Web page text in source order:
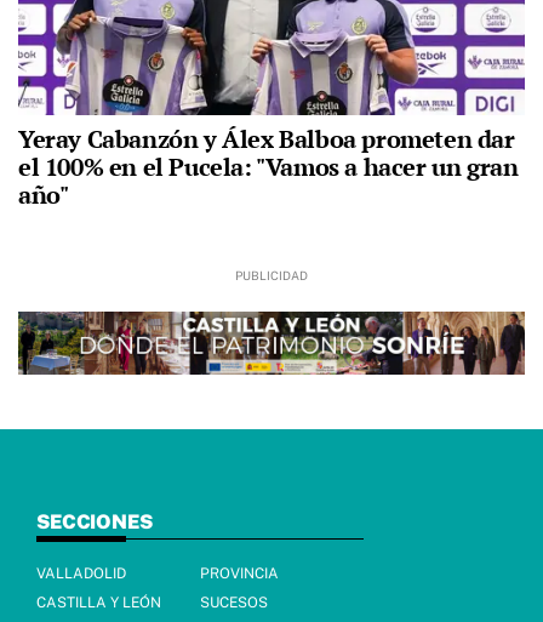
Yeray Cabanzón y Álex Balboa prometen dar
el 100% en el Pucela: "Vamos a hacer un gran
año"
SECCIONES
VALLADOLID
PROVINCIA
CASTILLA Y LEÓN
SUCESOS